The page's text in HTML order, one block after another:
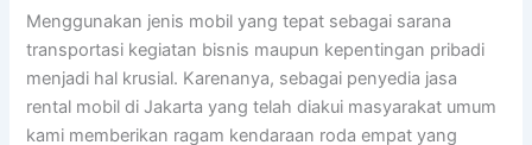
Menggunakan jenis mobil yang tepat sebagai sarana
transportasi kegiatan bisnis maupun kepentingan pribadi
menjadi hal krusial. Karenanya, sebagai penyedia jasa
rental mobil di Jakarta yang telah diakui masyarakat umum
kami memberikan ragam kendaraan roda empat yang